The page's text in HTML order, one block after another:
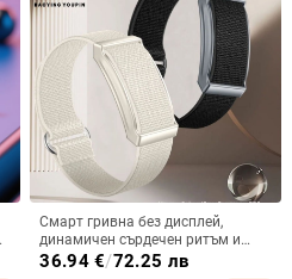
Смарт гривна без дисплей,
динамичен сърдечен ритъм и
телесна температура,
36.94€/72.25 лв